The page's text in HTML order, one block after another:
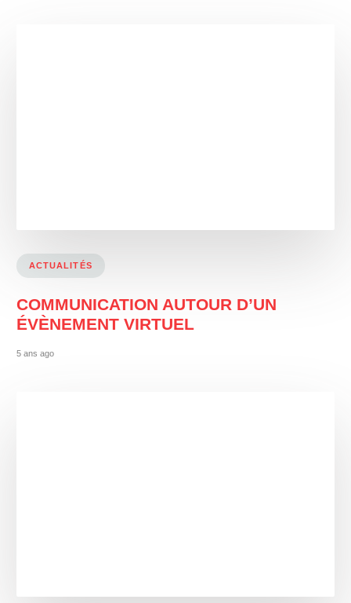
ACTUALITÉS
COMMUNICATION AUTOUR D’UN
ÉVÈNEMENT VIRTUEL
5 ans ago